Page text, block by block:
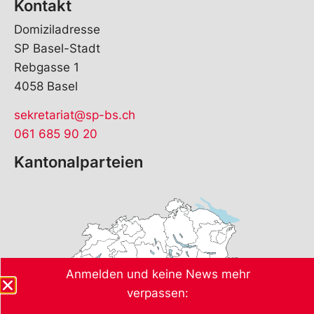
Kontakt
Domiziladresse
SP Basel-Stadt
Rebgasse 1
4058 Basel
sekretariat@sp-bs.ch
061 685 90 20
Kantonalparteien
Anmelden und keine News mehr
verpassen: